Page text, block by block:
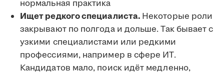
нормальная практика
Ищет редкого специалиста. Некоторые роли
закрывают по полгода и дольше. Так бывает с
узкими специалистами или редкими
профессиями, например в сфере ИТ.
Кандидатов мало, поиск идёт медленно,